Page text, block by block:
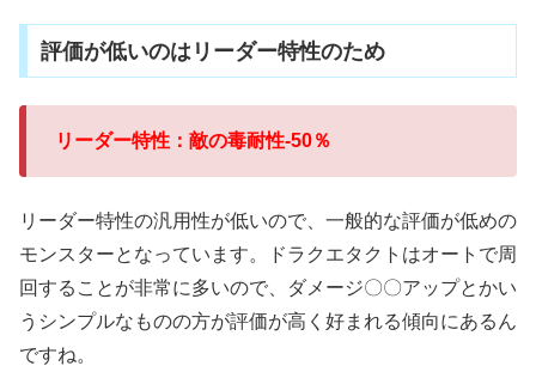
評価が低いのはリーダー特性のため
リーダー特性：敵の毒耐性-50％
リーダー特性の汎用性が低いので、一般的な評価が低めの
モンスターとなっています。ドラクエタクトはオートで周
回することが非常に多いので、ダメージ〇〇アップとかい
うシンプルなものの方が評価が高く好まれる傾向にあるん
ですね。